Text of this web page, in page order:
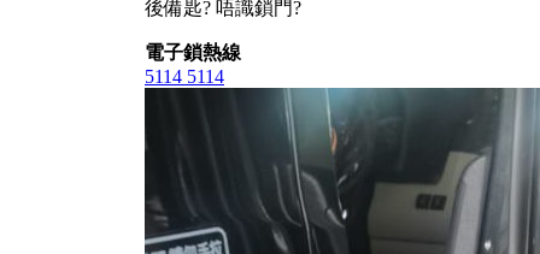
後備匙? 唔識鎖門?
電子鎖熱線
5114 5114